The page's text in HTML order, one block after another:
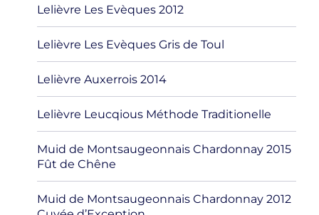
Lelièvre Les Evèques 2012
Lelièvre Les Evèques Gris de Toul
Lelièvre Auxerrois 2014
Lelièvre Leucqious Méthode Traditionelle
Muid de Montsaugeonnais Chardonnay 2015
Fût de Chêne
Muid de Montsaugeonnais Chardonnay 2012